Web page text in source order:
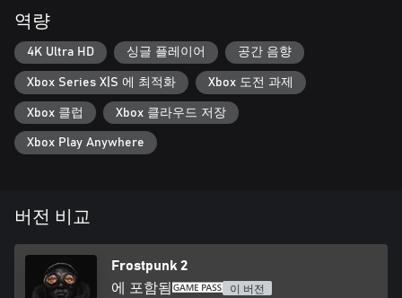
이 필수입니다. 영구동토에 다양한 종류의 이주지를 건설해 필요
한 자원을 수급할 수 있습니다.
인간 본성의 위기
도시의 인구가 늘어날수록 통치와 시민들의 요구를 충족시키는
일도 어려워집니다. 위원장으로서 여러분은 도시를 이루고 있는
다양한 집단의 이해관계를 신중하게 조정하고, 또 중재해야 합니
다.
의 미래에 관해 저마다 다른 이상과 신념을 가지고 있습니다. 위
요.
위원회 청사
역량
4K Ultra HD 싱글 플레이어 공간 음향
Xbox Series X|S 에 최적화 Xbox 도전 과제
Xbox 클럽 Xbox 클라우드 저장
Xbox Play Anywhere
버전 비교
Frostpunk 2
에 포함됨 이 버전